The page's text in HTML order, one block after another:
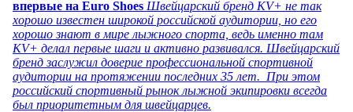
впервые на Euro Shoes Швейцарский бренд KV+ не так
хорошо известен широкой российской аудитории, но его
хорошо знают в мире лыжного спорта, ведь именно там
KV+ делал первые шаги и активно развивался. Швейцарский
бренд заслужил доверие профессиональной спортивной
аудитории на протяжении последних 35 лет. При этом
российский спортивный рынок лыжной экипировки всегда
был приоритетным для швейцарцев.